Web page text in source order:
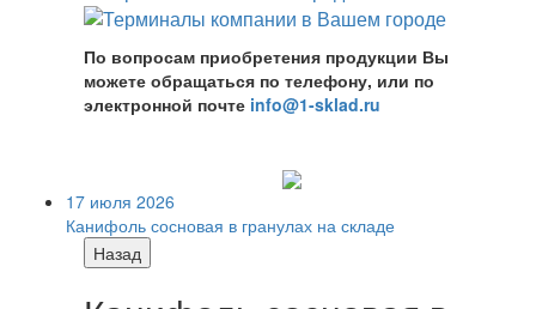
По вопросам приобретения продукции Вы
можете обращаться по телефону, или по
электронной почте info@1-sklad.ru
17 июля 2026
Канифоль сосновая в гранулах на складе
Назад